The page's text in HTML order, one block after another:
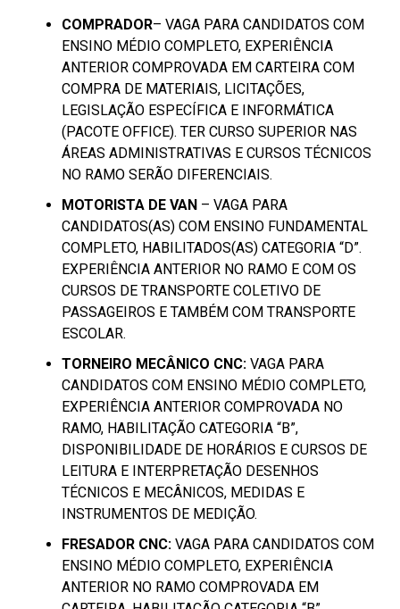
COMPRADOR– VAGA PARA CANDIDATOS COM
ENSINO MÉDIO COMPLETO, EXPERIÊNCIA
ANTERIOR COMPROVADA EM CARTEIRA COM
COMPRA DE MATERIAIS, LICITAÇÕES,
LEGISLAÇÃO ESPECÍFICA E INFORMÁTICA
(PACOTE OFFICE). TER CURSO SUPERIOR NAS
ÁREAS ADMINISTRATIVAS E CURSOS TÉCNICOS
NO RAMO SERÃO DIFERENCIAIS.
MOTORISTA DE VAN – VAGA PARA
CANDIDATOS(AS) COM ENSINO FUNDAMENTAL
COMPLETO, HABILITADOS(AS) CATEGORIA “D”.
EXPERIÊNCIA ANTERIOR NO RAMO E COM OS
CURSOS DE TRANSPORTE COLETIVO DE
PASSAGEIROS E TAMBÉM COM TRANSPORTE
ESCOLAR.
TORNEIRO MECÂNICO CNC:VAGA PARA
CANDIDATOS COM ENSINO MÉDIO COMPLETO,
EXPERIÊNCIA ANTERIOR COMPROVADA NO
RAMO, HABILITAÇÃO CATEGORIA “B”,
DISPONIBILIDADE DE HORÁRIOS E CURSOS DE
LEITURA E INTERPRETAÇÃO DESENHOS
TÉCNICOS E MECÂNICOS, MEDIDAS E
INSTRUMENTOS DE MEDIÇÃO.
FRESADOR CNC:VAGA PARA CANDIDATOS COM
ENSINO MÉDIO COMPLETO, EXPERIÊNCIA
ANTERIOR NO RAMO COMPROVADA EM